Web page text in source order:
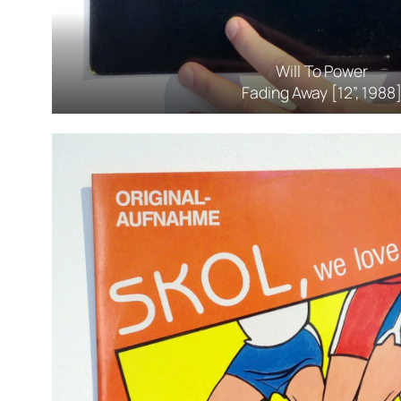
Will To Power
Fading Away [12”, 1988]